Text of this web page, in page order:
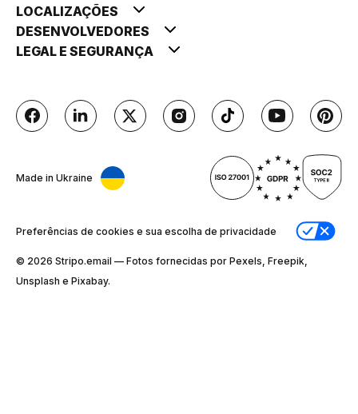
LOCALIZAÇÕES
DESENVOLVEDORES
LEGAL E SEGURANÇA
Made in Ukraine
Preferências de cookies e sua escolha de privacidade
© 2026 Stripо.email — Fotos fornecidas por Pexels, Freepik,
Unsplash e Pixabay.